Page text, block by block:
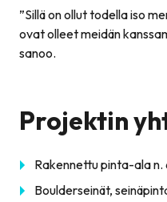
”Sillä on ollut todella iso
ovat olleet meidän
sanoo.
Projektin
Rakennettu pinta-ala
Boulderseinät,